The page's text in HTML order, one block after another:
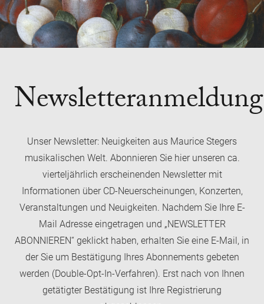
Newsletteranmeldung
Unser Newsletter: Neuigkeiten aus Maurice Stegers
musikalischen Welt. Abonnieren Sie hier unseren ca.
vierteljährlich erscheinenden Newsletter mit
Informationen über CD-Neuerscheinungen, Konzerten,
Veranstaltungen und Neuigkeiten. Nachdem Sie Ihre E-
Mail Adresse eingetragen und „NEWSLETTER
ABONNIEREN“ geklickt haben, erhalten Sie eine E-Mail, in
der Sie um Bestätigung Ihres Abonnements gebeten
werden (Double-Opt-In-Verfahren). Erst nach von Ihnen
getätigter Bestätigung ist Ihre Registrierung